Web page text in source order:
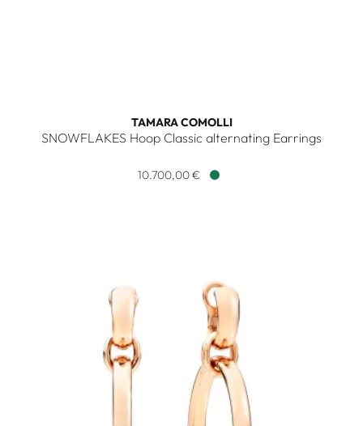
TAMARA COMOLLI
SNOWFLAKES Hoop Classic alternating Earrings
10.700,00 €